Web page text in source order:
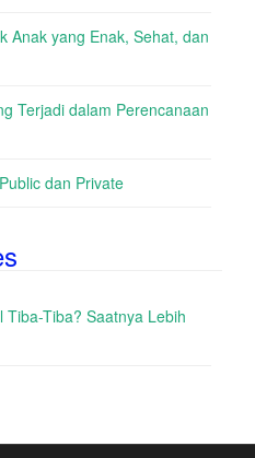
Anak yang Enak, Sehat, dan
Terjadi dalam Perencanaan
dan Private
Tiba? Saatnya Lebih